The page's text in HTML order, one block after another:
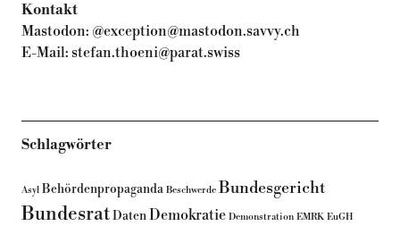
Kontakt
Mastodon: @exception@mastodon.savvy.ch
E-Mail: stefan.thoeni@parat.swiss
Schlagwörter
Asyl Behördenpropaganda Beschwerde Bundesgericht
BundesratDatenDemokratie Demonstration EMRK EuGH